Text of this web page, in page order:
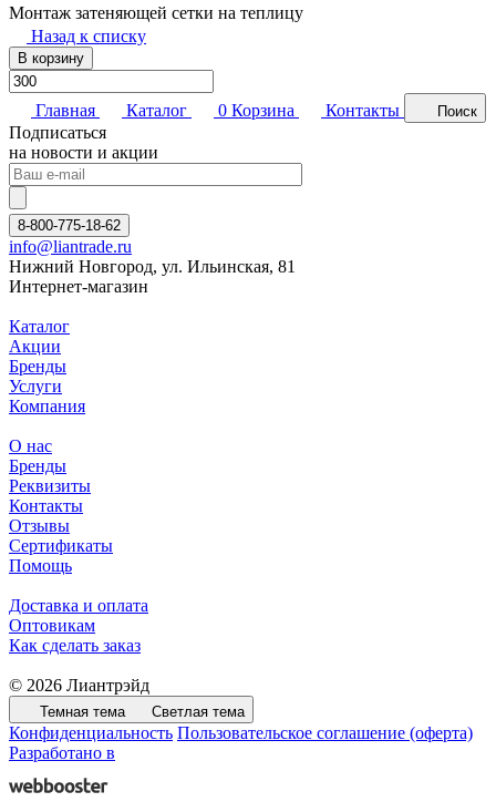
Монтаж затеняющей сетки на теплицу
Назад к списку
В корзину
Главная Каталог 0 Корзина Контакты Поиск
Подписаться
на новости и акции
8-800-775-18-62
info@liantrade.ru
Нижний Новгород, ул. Ильинская, 81
Интернет-магазин
Каталог
Акции
Бренды
Услуги
Компания
О нас
Бренды
Реквизиты
Контакты
Отзывы
Сертификаты
Помощь
Доставка и оплата
Оптовикам
Как сделать заказ
© 2026 Лиантрэйд
Темная тема Светлая тема
Конфиденциальность Пользовательское соглашение (оферта)
Разработано в